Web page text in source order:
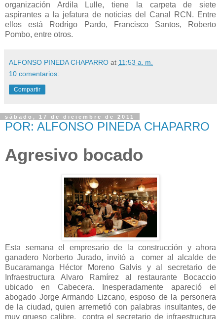
organización Ardila Lulle, tiene la carpeta de siete
aspirantes a la jefatura de noticias del Canal RCN. Entre
ellos está Rodrigo Pardo, Francisco Santos, Roberto
Pombo, entre otros.
ALFONSO PINEDA CHAPARRO at 11:53 a. m.
10 comentarios:
Compartir
sábado, 17 de diciembre de 2011
POR: ALFONSO PINEDA CHAPARRO
Agresivo bocado
Esta semana el empresario de la construcción y ahora
ganadero Norberto Jurado, invitó a comer al alcalde de
Bucaramanga Héctor Moreno Galvis y al secretario de
Infraestructura Alvaro Ramírez al restaurante Bocaccio
ubicado en Cabecera. Inesperadamente apareció el
abogado Jorge Armando Lizcano, esposo de la personera
de la ciudad, quien arremetió con palabras insultantes, de
muy grueso calibre, contra el secretario de infraestructura